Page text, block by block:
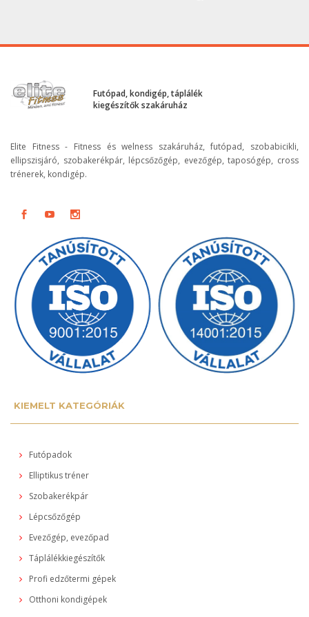
Futópad, kondigép, táplálék
kiegészítők szakáruház
Elite Fitness - Fitness és welness szakáruház, futópad, szobabicikli,
ellipszisjáró, szobakerékpár, lépcsőzőgép, evezőgép, taposógép, cross
trénerek, kondigép.
KIEMELT KATEGÓRIÁK
Futópadok
Elliptikus tréner
Szobakerékpár
Lépcsőzőgép
Evezőgép, evezőpad
Táplálékkiegészítők
Profi edzőtermi gépek
Otthoni kondigépek